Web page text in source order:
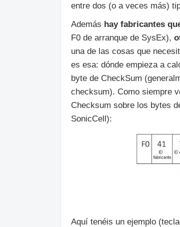
entre dos (o a veces más)
Además hay fabricantes
F0 de arranque de SysEx),
una de las cosas que
es esa: dónde empieza a
byte de CheckSum
checksum). Como siempre
Checksum sobre los bytes
SonicCell):
Aquí tenéis un ejemplo